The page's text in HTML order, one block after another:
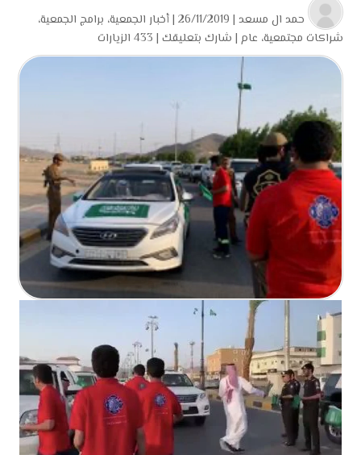
حمد ال مسعد | 26/11/2019 | أخبار الجمعية، برامج الجمعية،
شراكات مجتمعية، عام | شارك بتعليقك | 433 الزيارات